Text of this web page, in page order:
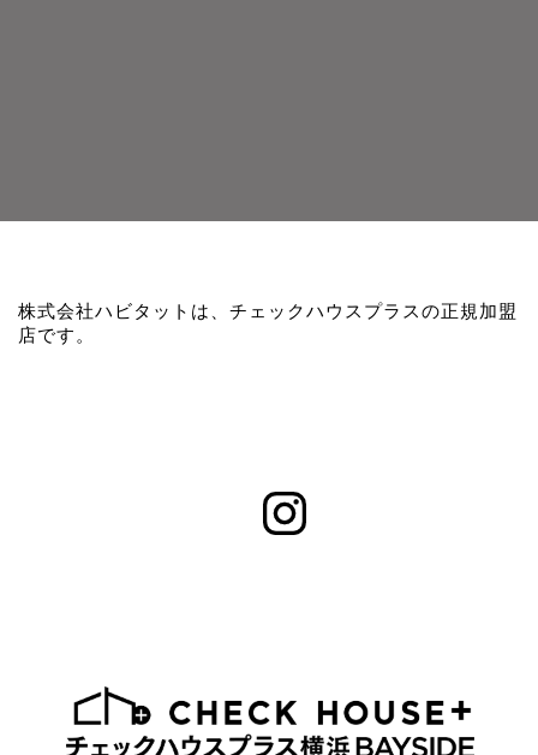
株式会社ハビタットは、チェックハウスプラスの正規加盟
店です。